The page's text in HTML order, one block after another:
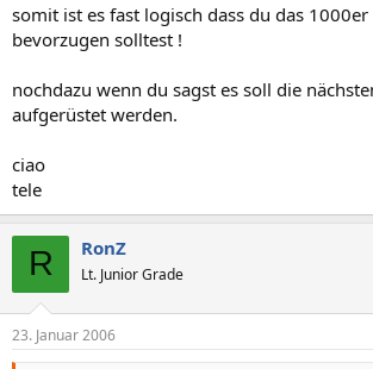
somit ist es fast logisch dass du das
bevorzugen solltest !
nochdazu wenn du sagst es soll die
aufgerüstet werden.
ciao
tele
R RonZ
Lt. Junior Grade
23. Januar 2006